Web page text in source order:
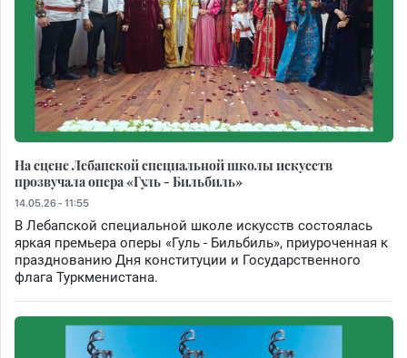
На сцене Лебапской специальной школы искусств
прозвучала опера «Гуль - Бильбиль»
14.05.26 - 11:55
В Лебапской специальной школе искусств состоялась
яркая премьера оперы «Гуль - Бильбиль», приуроченная к
празднованию Дня конституции и Государственного
флага Туркменистана.